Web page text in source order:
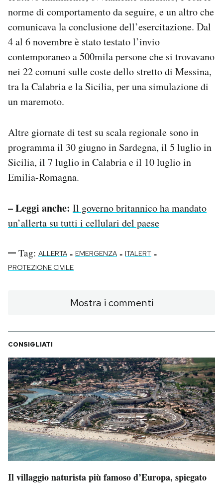
norme di comportamento da seguire, e un altro che
comunicava la conclusione dell’esercitazione. Dal
4 al 6 novembre è stato testato l’invio
contemporaneo a 500mila persone che si trovavano
nei 22 comuni sulle coste dello stretto di Messina,
tra la Calabria e la Sicilia, per una simulazione di
un maremoto.
Altre giornate di test su scala regionale sono in
programma il 30 giugno in Sardegna, il 5 luglio in
Sicilia, il 7 luglio in Calabria e il 10 luglio in
Emilia-Romagna.
– Leggi anche: Il governo britannico ha mandato
un’allerta su tutti i cellulari del paese
Tag: ALLERTA - EMERGENZA - ITALERT -
PROTEZIONE CIVILE
Mostra i commenti
CONSIGLIATI
Il villaggio naturista più famoso d’Europa, spiegato